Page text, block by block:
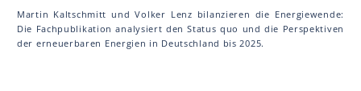
Martin Kaltschmitt und Volker Lenz bilanzieren die Energiewende:
Die Fachpublikation analysiert den Status quo und die Perspektiven
der erneuerbaren Energien in Deutschland bis 2025.